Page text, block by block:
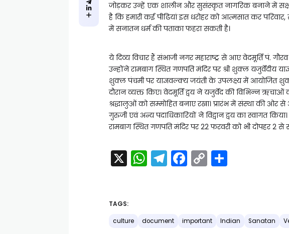
जोड़कर उन्हें एक शालीन और सुसंस्कृत नागरिक बनाने में
है कि हमारी कई पीढियां इस धरोहर को आत्मसात कर
में सनातन धर्म की पताका फहरा सकती है।
ये दिव्य विचार हैं संभाजी नगर महाराष्ट्र से आए वेदमूर्ति पं.
उन्होंने रामबाग स्थित गणपति मंदिर पर श्री शुक्ल यजुर्वेदीय
शुक्ल पंचमी पर याज्ञवल्क्य जयंती के उपलक्ष्य में आयोजित
दौरान व्यक्त किए। वेदमूर्ति द्वय ने यजुर्वेद की विभिन्न
श्रद्धालुओं को सम्मोहित बनाए रखा। प्रारंभ में संस्था की ओर से
गुरुजी एवं अन्य पदाधिकारियों ने विद्वान द्वय का स्वागत
रामबाग स्थित गणपति मंदिर पर 22 फरवरी को भी दोपहर 2 से
X W
h
A
T
el
a
F
a
b
C
o
Li
TAGS:
culture document important Indian Sanatan